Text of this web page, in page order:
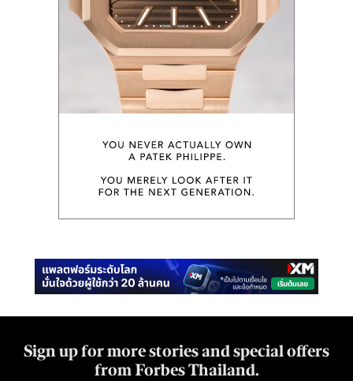
Sign up for more stories and special offers
from Forbes Thailand.